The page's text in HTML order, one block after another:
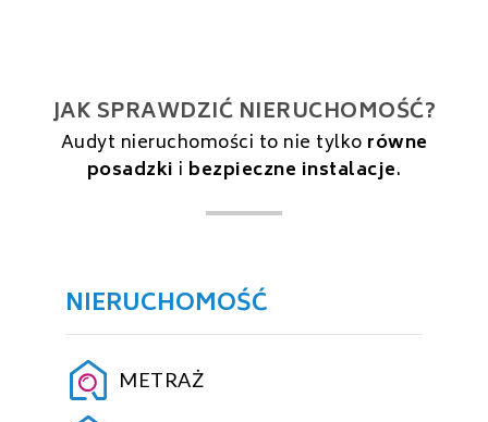
JAK SPRAWDZIĆ NIERUCHOMOŚĆ?
Audyt nieruchomości to nie tylko równe
posadzki i bezpieczne instalacje.
NIERUCHOMOŚĆ
METRAŻ